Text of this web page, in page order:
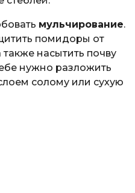
мульчирование.
помидоры от
насытить почву
нужно разложить
солому или сухую